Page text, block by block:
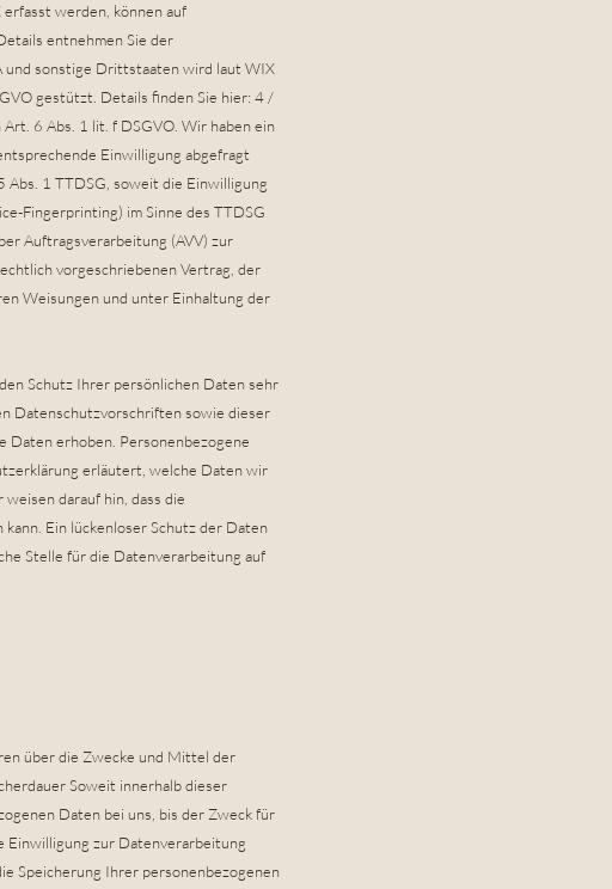
werden, können auf
entnehmen Sie der
und sonstige Drittstaaten wird laut WIX
gestützt. Details finden Sie hier: 4 /
6 Abs. 1 lit. f DSGVO. Wir haben ein
Einwilligung abgefragt
Abs. 1 TTDSG, soweit die Einwilligung
Fingerprinting) im Sinne des TTDSG
Auftragsverarbeitung (AVV) zur
vorgeschriebenen Vertrag, der
Weisungen und unter Einhaltung der
Schutz Ihrer persönlichen Daten sehr
Datenschutzvorschriften sowie dieser
Daten erhoben. Personenbezogene
erläutert, welche Daten wir
darauf hin, dass die
Ein lückenloser Schutz der Daten
Stelle für die Datenverarbeitung auf
über die Zwecke und Mittel der
Soweit innerhalb dieser
Daten bei uns, bis der Zweck für
Einwilligung zur Datenverarbeitung
Speicherung Ihrer personenbezogenen